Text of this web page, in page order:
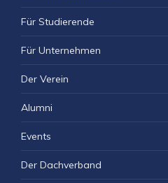
Für Studierende
Für Unternehmen
Der Verein
Alumni
Events
Der Dachverband